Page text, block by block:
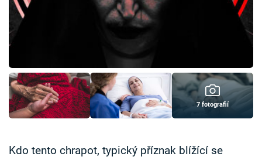
TV Program
Sledujte prima+
Přihlášení
Sledujte nás
7 fotografií
Kdo tento chrapot, typický příznak blížící se